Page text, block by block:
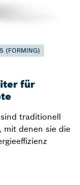
(FORMING)
für
traditionell
mit denen sie die